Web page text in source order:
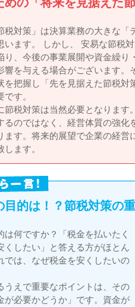
税対策」は決算業務の大きな「
います。 しかし、 安易な節税
り、今後の事業展開や資金繰り
響を与える場合がございます。
を把握し「先を見据えた節税対
す。
節税対策は当然必要となります
るのではなく、経営体質の強化
ます。将来的展望で企業の経営
ます。
目的は！？節税対策の
は何ですか？「税金を払いたく
くしたい」と答える方がほとん
では、なぜ税金を安くしたいの
うえで重要なポイントは、その
が必要かどうか」です。資金が